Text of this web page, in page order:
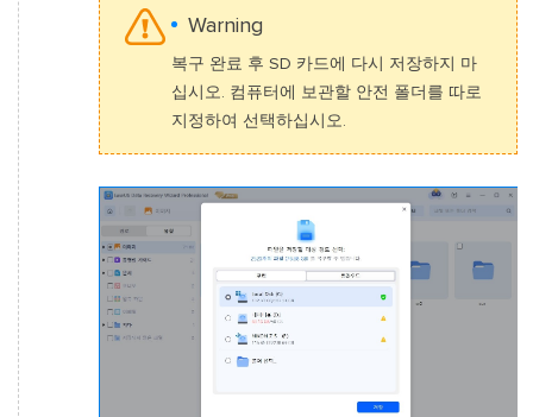
Warning
복구 완료 후 SD 카드에 다시 저장하지 마
십시오. 컴퓨터에 보관할 안전 폴더를 따로
지정하여 선택하십시오.